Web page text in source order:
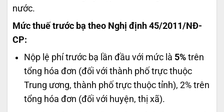
nước.
Mức thuế trước bạ theo Nghị định 45/2011/NĐ-
CP:
Nộp lệ phí trước bạ lần đầu với mức là 5%trên
tổng hóa đơn (đối với thành phố trực thuộc
Trung ương, thành phố trực thuộc tỉnh), 2% trên
tổng hóa đơn (đối với huyện, thị xã).